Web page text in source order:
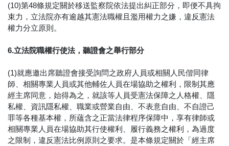
(10)第48條規定關於移送監察院依法提出糾正部分，即便不具拘
束力，立法院亦有逾越其憲法職權且濫用權力之嫌，違反憲法
權力分立原則。
6.立法院職權行使法，聽證會之舉行部分
(1)就應邀出席聽證會接受詢問之政府人員或相關人民偕同律
師、相關專業人員或其他輔佐人員在場協助之權利，限制其應
經主席同意，始得為之，就該等人員受憲法保障之人格權、隱
私權、資訊隱私權、職業或營業自由、不表意自由、不自證己
罪等各種基本權，所蘊含之正當法律程序保障中，享有律師或
相關專業人員在場協助其行使權利、履行義務之權利，為過度
之限制，違反憲法比例原則之要求。是本條規定關於「經主席